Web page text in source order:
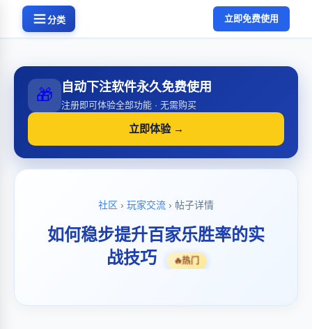
分类 立即免费使用
🎁 自动下注软件永久免费使用
注册即可体验全部功能 · 无需购买
立即体验 →
社区 › 玩家交流 › 帖子详情
如何稳步提升百家乐胜率的实
战技巧
🔥热门